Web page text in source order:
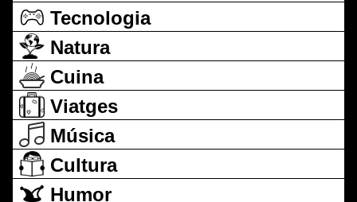
Tecnologia
Natura
Cuina
Viatges
Música
Cultura
Humor